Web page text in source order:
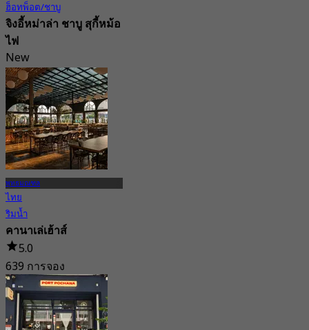
ฮ็อทพ็อต/ชาบู
จิงอี้หม่าล่า ชาบู สุกี้หม้อ
ไฟ
New
4.6
จาก฿ 349
พุทธมณฑล
ไทย
ริมน้ำ
คานาเล่เฮ้าส์
5.0
639 การจอง
จาก
฿ 337.5